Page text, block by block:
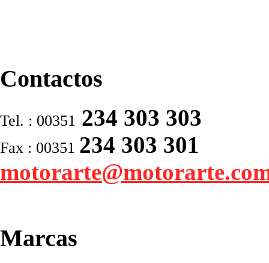
Contactos
Tel. : 00351 234 303 303
Fax : 00351 234 303 301
Marcas